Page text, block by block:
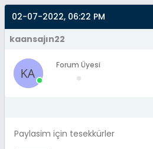
02-07-2022, 06:22 PM
kaansajın22
Forum Üyesi
Paylasim için tesekkürler